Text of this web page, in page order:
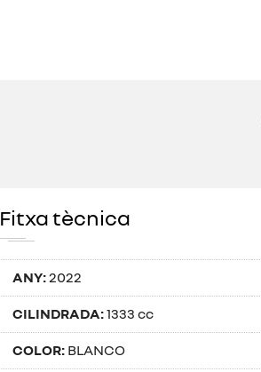
Fitxa tècnica
ANY:2022
CILINDRADA:1333 cc
COLOR: BLANCO